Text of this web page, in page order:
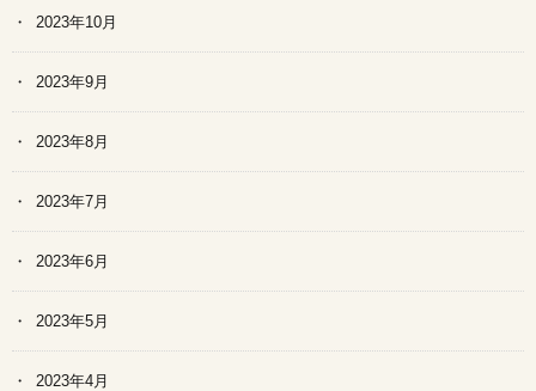
2023年10月
2023年9月
2023年8月
2023年7月
2023年6月
2023年5月
2023年4月